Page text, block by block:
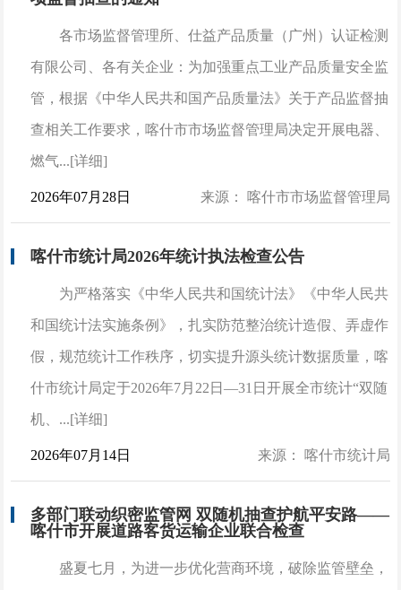
各市场监督管理所、仕益产品质量（广州）认证检测
有限公司、各有关企业：为加强重点工业产品质量安全监
管，根据《中华人民共和国产品质量法》关于产品监督抽
查相关工作要求，喀什市市场监督管理局决定开展电器、
燃气...[详细]
2026年07月28日 来源： 喀什市市场监督管理局
喀什市统计局2026年统计执法检查公告
为严格落实《中华人民共和国统计法》《中华人民共
和国统计法实施条例》，扎实防范整治统计造假、弄虚作
假，规范统计工作秩序，切实提升源头统计数据质量，喀
什市统计局定于2026年7月22日—31日开展全市统计“双随
机、...[详细]
2026年07月14日 来源： 喀什市统计局
多部门联动织密监管网 双随机抽查护航平安路——
喀什市开展道路客货运输企业联合检查
盛夏七月，为进一步优化营商环境，破除监管壁垒，